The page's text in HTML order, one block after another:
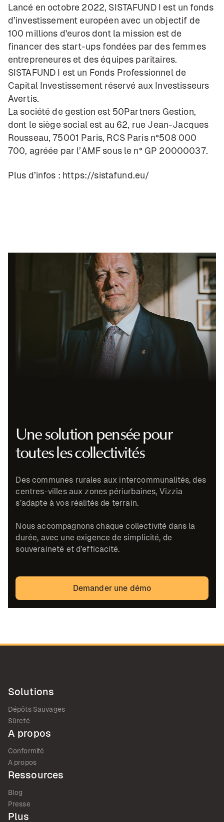
Lancé en octobre 2022, SISTAFUND I est un fonds
d’investissement européen avec un objectif de
100 millions d'euros dont la mission est de
financer des start-ups fondées par des femmes
entrepreneures et des équipes paritaires.
SISTAFUND I est un Fonds Professionnel de
Capital Investissement réservé aux Investisseurs
Avertis.
La société de gestion est 50Partners Gestion,
dont le siège social est au 62, rue Jean-Jacques
Rousseau, 75001 Paris, RCS Paris n°508 000
700, agréée par l’AMF sous le n° GP 20000037.
Plus d’infos : https://sistafund.eu/
Une solution pensée pour
toutes les collectivités
Des communes rurales aux intercommunalités, des
centres-villes aux zones périurbaines, Vizzia
s’adapte à vos réalités de terrain.
Nous accompagnons chaque collectivité dans la
durée, avec une exigence de simplicité, de
souveraineté et d’efficacité.
Demander une démo
Solutions
Dépôts Sauvages
Sûreté
A propos
Conformité
A propos
Ressources
Blog
Presse
Plus